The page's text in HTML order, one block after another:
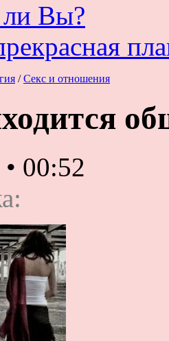
ли Вы?
/ Секс и отношения
• 00:52